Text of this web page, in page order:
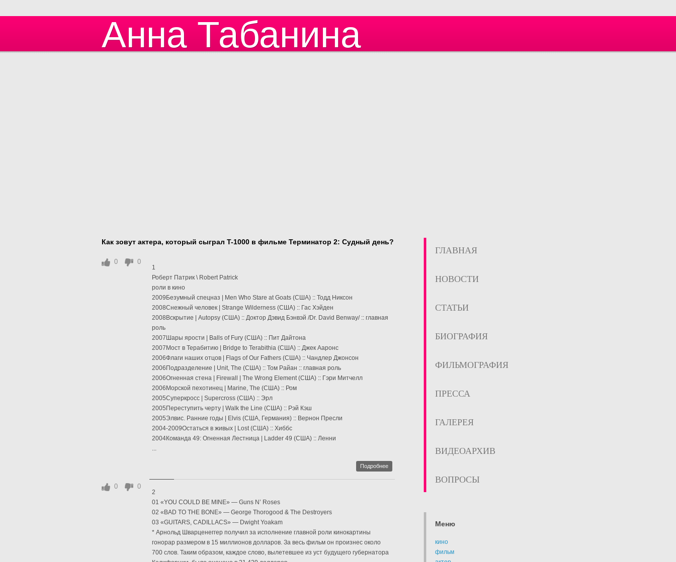
Анна Табанина
Как зовут актера, который сыграл T-1000 в фильме Терминатор 2: Судный день?
1
Роберт Патрик \ Robert Patrick
роли в кино
2009Безумный спецназ | Men Who Stare at Goats (США) :: Тодд Никсон
2008Снежный человек | Strange Wilderness (США) :: Гас Хэйден
2008Вскрытие | Autopsy (США) :: Доктор Дэвид Бэнвэй /Dr. David Benway/ :: главная
роль
2007Шары ярости | Balls of Fury (США) :: Пит Дайтона
2007Мост в Терабитию | Bridge to Terabithia (США) :: Джек Ааронс
2006Флаги наших отцов | Flags of Our Fathers (США) :: Чандлер Джонсон
2006Подразделение | Unit, The (США) :: Том Райан :: главная роль
2006Огненная стена | Firewall | The Wrong Element (США) :: Гэри Митчелл
2006Морской пехотинец | Marine, The (США) :: Ром
2005Суперкросс | Supercross (США) :: Эрл
2005Переступить черту | Walk the Line (США) :: Рэй Кэш
2005Элвис. Ранние годы | Elvis (США, Германия) :: Вернон Пресли
2004-2009Остаться в живых | Lost (США) :: Хиббс
2004Команда 49: Огненная Лестница | Ladder 49 (США) :: Ленни
...
0 0
Подробнее
2
01 «YOU COULD BE MINE» — Guns N’ Roses
02 «BAD TO THE BONE» — George Thorogood & The Destroyers
03 «GUITARS, CADILLACS» — Dwight Yoakam
* Арнольд Шварценеггер получил за исполнение главной роли кинокартины
гонорар размером в 15 миллионов долларов. За весь фильм он произнес около
700 слов. Таким образом, каждое слово, вылетевшее из уст будущего губернатора
0 0
ГЛАВНАЯ
НОВОСТИ
СТАТЬИ
БИОГРАФИЯ
ФИЛЬМОГРАФИЯ
ПРЕССА
ГАЛЕРЕЯ
ВИДЕОАРХИВ
ВОПРОСЫ
Меню
кино
фильм